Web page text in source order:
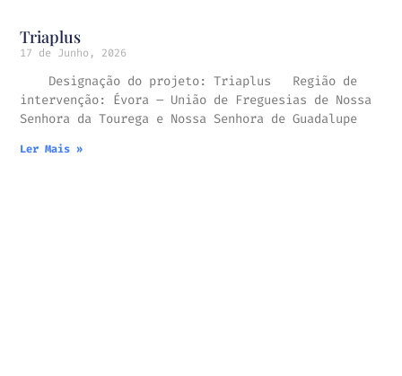
Triaplus
17 de Junho, 2026
Designação do projeto: Triaplus Região de
intervenção: Évora – União de Freguesias de Nossa
Senhora da Tourega e Nossa Senhora de Guadalupe
Ler Mais »